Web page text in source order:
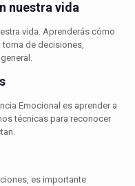
nuestra vida
vida. Aprenderás cómo
toma de decisiones,
Emocional es aprender a
técnicas para reconocer
es importante